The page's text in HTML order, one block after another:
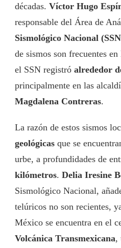
décadas. Víctor Hugo
responsable del Área de
Sismológico Nacional
de sismos son frecuentes
el SSN registró alrededor
principalmente en las
Magdalena Contreras.
La razón de estos sismos
geológicas que se
urbe, a profundidades de
kilómetros. Delia Iresine
Sismológico Nacional,
telúricos no son recientes,
México se encuentra en el
Volcánica Transmexicana,